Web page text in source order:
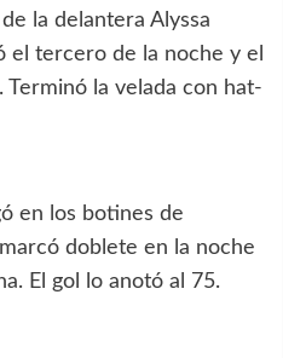
la delantera Alyssa
el tercero de la noche y el
la velada con hat-
en los botines de
doblete en la noche
El gol lo anotó al 75.